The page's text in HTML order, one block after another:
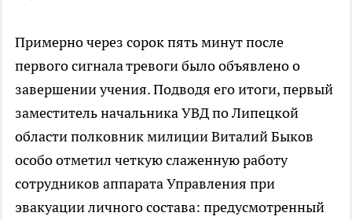
Примерно через сорок пять минут после
первого сигнала тревоги было объявлено о
завершении учения. Подводя его итоги, первый
заместитель начальника УВД по Липецкой
области полковник милиции Виталий Быков
особо отметил четкую слаженную работу
сотрудников аппарата Управления при
эвакуации личного состава: предусмотренный